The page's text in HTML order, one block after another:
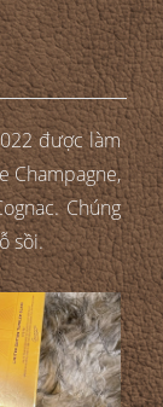
được làm
Champagne,
Chúng
sồi.